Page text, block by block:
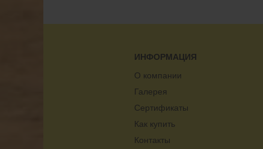
ИНФОРМАЦИЯ
О компании
Галерея
Сертификаты
Как купить
Контакты